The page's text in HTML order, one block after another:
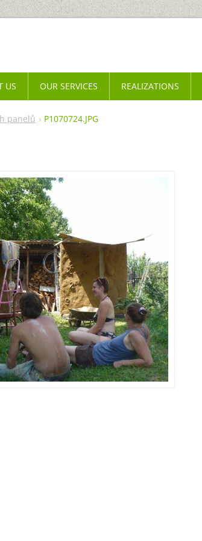
panelů P1070724.JPG
US OUR SERVICES REALIZATIONS